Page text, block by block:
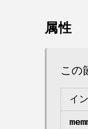
属性
この
イ